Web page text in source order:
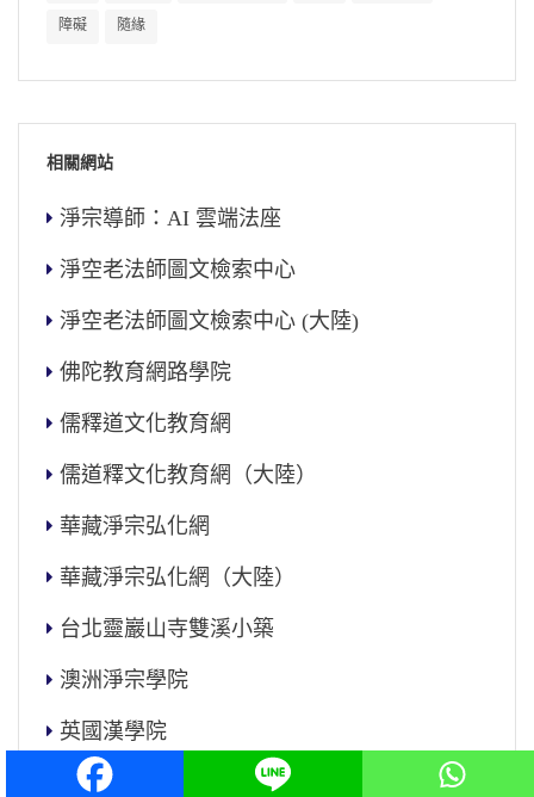
障礙 隨緣
相關網站
淨宗導師：AI 雲端法座
淨空老法師圖文檢索中心
淨空老法師圖文檢索中心 (大陸)
佛陀教育網路學院
儒釋道文化教育網
儒道釋文化教育網（大陸）
華藏淨宗弘化網
華藏淨宗弘化網（大陸）
台北靈巖山寺雙溪小築
澳洲淨宗學院
英國漢學院